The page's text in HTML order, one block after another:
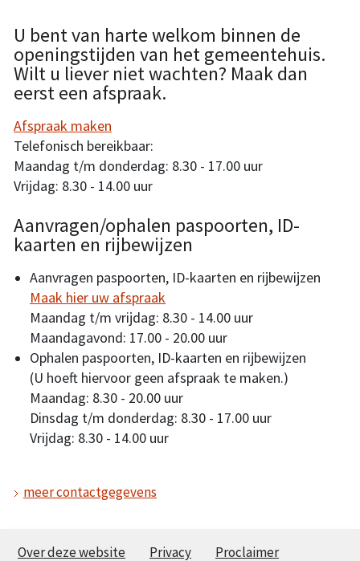
U bent van harte welkom binnen de
openingstijden van het gemeentehuis.
Wilt u liever niet wachten? Maak dan
eerst een afspraak.
Afspraak maken
Telefonisch bereikbaar:
Maandag t/m donderdag: 8.30 - 17.00 uur
Vrijdag: 8.30 - 14.00 uur
Aanvragen/ophalen paspoorten, ID-
kaarten en rijbewijzen
Aanvragen paspoorten, ID-kaarten en rijbewijzen
Maak hier uw afspraak
Maandag t/m vrijdag: 8.30 - 14.00 uur
Maandagavond: 17.00 - 20.00 uur
Ophalen paspoorten, ID-kaarten en rijbewijzen
(U hoeft hiervoor geen afspraak te maken.)
Maandag: 8.30 - 20.00 uur
Dinsdag t/m donderdag: 8.30 - 17.00 uur
Vrijdag: 8.30 - 14.00 uur
meer contactgegevens
Over deze website Privacy Proclaimer